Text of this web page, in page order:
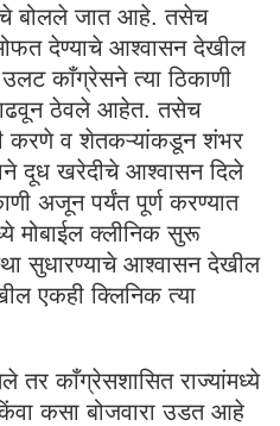
बोलले जात आहे. तसेच
देण्याचे आश्वासन देखील
काँग्रेसने त्या ठिकाणी
ठेवले आहेत. तसेच
करणे व शेतकऱ्यांकडून शंभर
दूध खरेदीचे आश्वासन दिले
अजून पर्यंत पूर्ण करण्यात
मोबाईल क्लीनिक सुरू
सुधारण्याचे आश्वासन देखील
एकही क्लिनिक त्या
काँग्रेसशासित राज्यांमध्ये
कसा बोजवारा उडत आहे